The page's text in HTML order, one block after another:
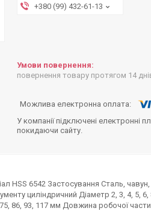
+380 (99) 432-61-13
повернення товару протягом 14
У компанії підключені електронні
покидаючи сайту.
HSS 6542 Застосування Сталь,
циліндричний Діаметр 2, 3, 4,
86, 93, 117 мм Довжина робочої